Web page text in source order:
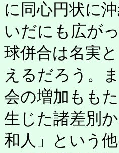
に同心円状に
いだにも広が
球併合は名実
えるだろう。
会の増加もも
生じた諸差別
和人」という